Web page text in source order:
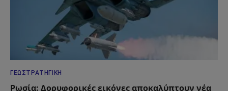
ΓΕΩΣΤΡΑΤΗΓΙΚΉ
Ρωσία: Δορυφορικές εικόνες αποκαλύπτουν νέα